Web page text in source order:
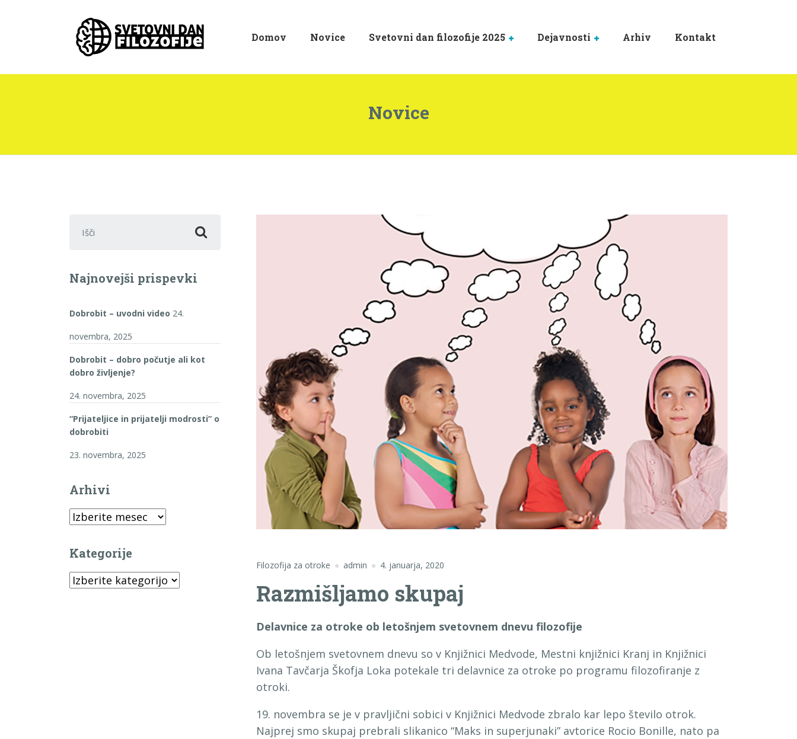
Domov Novice Svetovni dan filozofije 2025 Dejavnosti Arhiv Kontakt
Novice
Filozofija za otroke admin 4. januarja, 2020
Razmišljamo skupaj
Delavnice za otroke ob letošnjem svetovnem dnevu filozofije
Ob letošnjem svetovnem dnevu so v Knjižnici Medvode, Mestni knjižnici Kranj in Knjižnici
Ivana Tavčarja Škofja Loka potekale tri delavnice za otroke po programu filozofiranje z
otroki.
19. novembra se je v pravljični sobici v Knjižnici Medvode zbralo kar lepo število otrok.
Najprej smo skupaj prebrali slikanico “Maks in superjunaki” avtorice Rocio Bonille, nato pa
Najnovejši prispevki
Dobrobit – uvodni video 24.
novembra, 2025
Dobrobit – dobro počutje ali kot
dobro življenje?
24. novembra, 2025
“Prijateljice in prijatelji modrosti” o
dobrobiti
23. novembra, 2025
Arhivi
Arhivi
Kategorije
Kategorije